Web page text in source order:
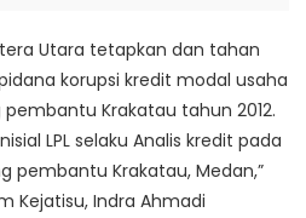
Utara tetapkan dan tahan
korupsi kredit modal usaha
Krakatau tahun 2012.
LPL selaku Analis kredit pada
pembantu Krakatau, Medan,”
Kejatisu, Indra Ahmadi